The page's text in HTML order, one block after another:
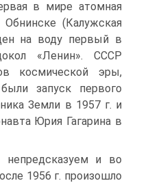
в мире атомная
(Калужская
на воду первый в
«Ленин». СССР
косми­ческой эры,
запуск первого
Земли в 1957 г. и
Юрия Гагарина в
и во
1956 г. произошло